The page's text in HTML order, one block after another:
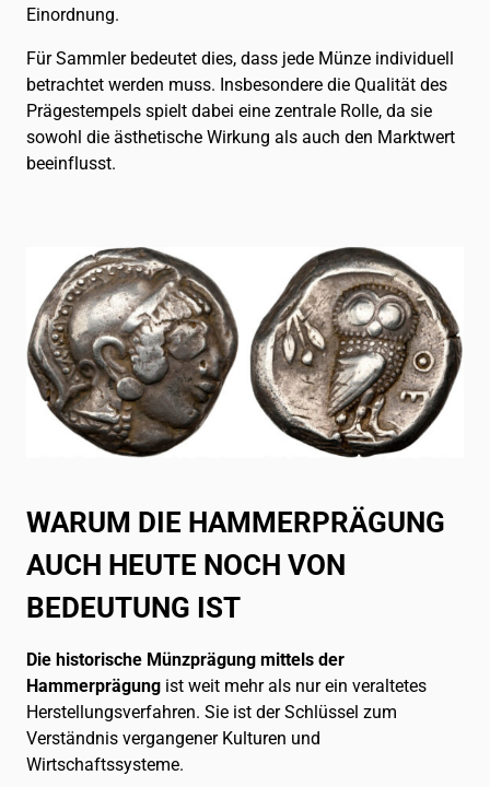
Einordnung.
Für Sammler bedeutet dies, dass jede Münze individuell
betrachtet werden muss. Insbesondere die Qualität des
Prägestempels spielt dabei eine zentrale Rolle, da sie
sowohl die ästhetische Wirkung als auch den Marktwert
beeinflusst.
WARUM DIE HAMMERPRÄGUNG
AUCH HEUTE NOCH VON
BEDEUTUNG IST
Die historische Münzprägung mittels der
Hammerprägung ist weit mehr als nur ein veraltetes
Herstellungsverfahren. Sie ist der Schlüssel zum
Verständnis vergangener Kulturen und
Wirtschaftssysteme.